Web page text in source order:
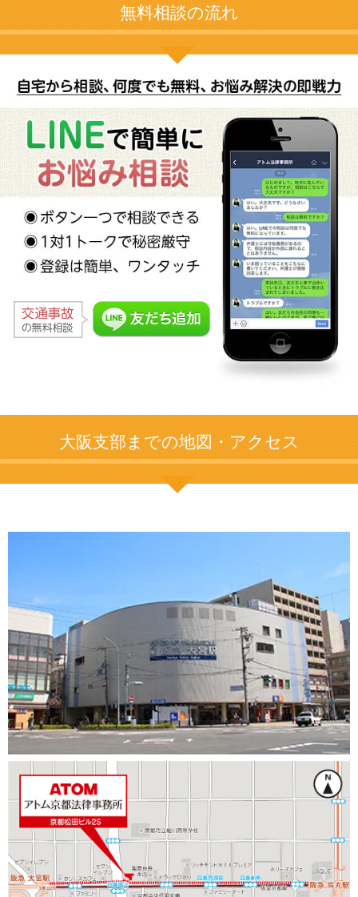
無料相談の流れ
大阪支部までの地図・アクセス